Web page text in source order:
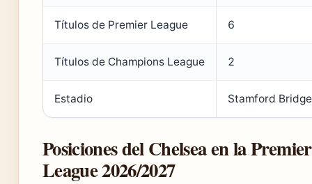
Títulos de Premier League 6
Títulos de Champions League 2
Estadio Stamford Bridge
Posiciones del Chelsea en la Premier
League 2026/2027